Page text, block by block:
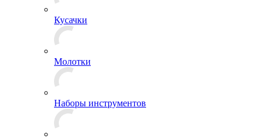
Кусачки
Молотки
Наборы инструментов